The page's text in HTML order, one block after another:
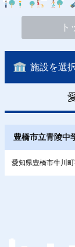
ト
施設を選
豊橋市立青陵中
愛知県豊橋市牛川